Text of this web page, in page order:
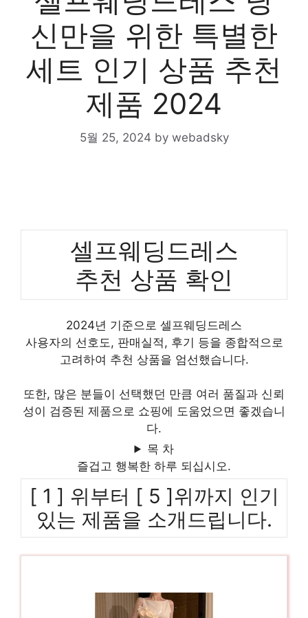
신만을 위한 특별한
세트 인기 상품 추천
제품 2024
5월 25, 2024 by webadsky
셀프웨딩드레스
추천 상품 확인
2024년 기준으로 셀프웨딩드레스
사용자의 선호도, 판매실적, 후기 등을 종합적으로
고려하여 추천 상품을 엄선했습니다.
또한, 많은 분들이 선택했던 만큼 여러 품질과 신뢰
성이 검증된 제품으로 쇼핑에 도움었으면 좋겠습니
다.
목 차
즐겁고 행복한 하루 되십시오.
[ 1 ] 위부터 [ 5 ]위까지 인기
있는 제품을 소개드립니다.